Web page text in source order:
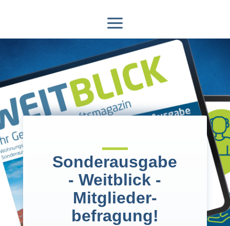
Sonderausgabe
- Weitblick -
Mitglieder-
befragung!